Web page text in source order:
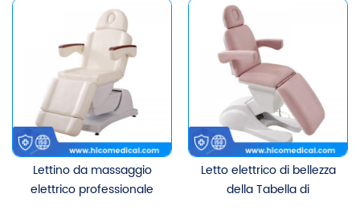
Lettino per sferza Lettino
per massaggi cosmetico
con 3/4 motori
ciglia Salone di bellezza
Mobili per spa Lettino per
il trattamento del viso per
il corpo
Lettino da massaggio
elettrico professionale
Letto elettrico di bellezza
della Tabella di